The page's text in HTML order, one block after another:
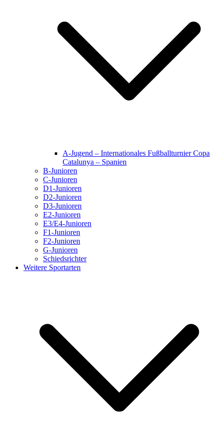
A-Jugend – Internationales Fußballturnier Copa
Catalunya – Spanien
B-Junioren
C-Junioren
D1-Junioren
D2-Junioren
D3-Junioren
E2-Junioren
E3/E4-Junioren
F1-Junioren
F2-Junioren
G-Junioren
Schiedsrichter
Weitere Sportarten